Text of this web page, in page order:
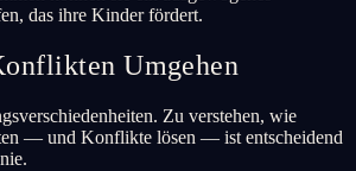
das ihre Kinder fördert.
Umgehen
Zu verstehen, wie
— und Konflikte lösen — ist entscheidend